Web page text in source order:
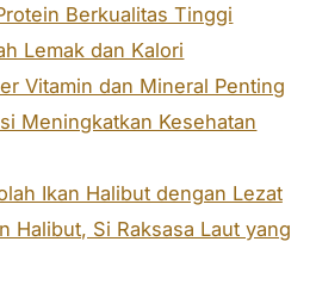
Berkualitas Tinggi
Lemak dan Kalori
Vitamin dan Mineral Penting
Meningkatkan Kesehatan
Ikan Halibut dengan Lezat
Halibut, Si Raksasa Laut yang